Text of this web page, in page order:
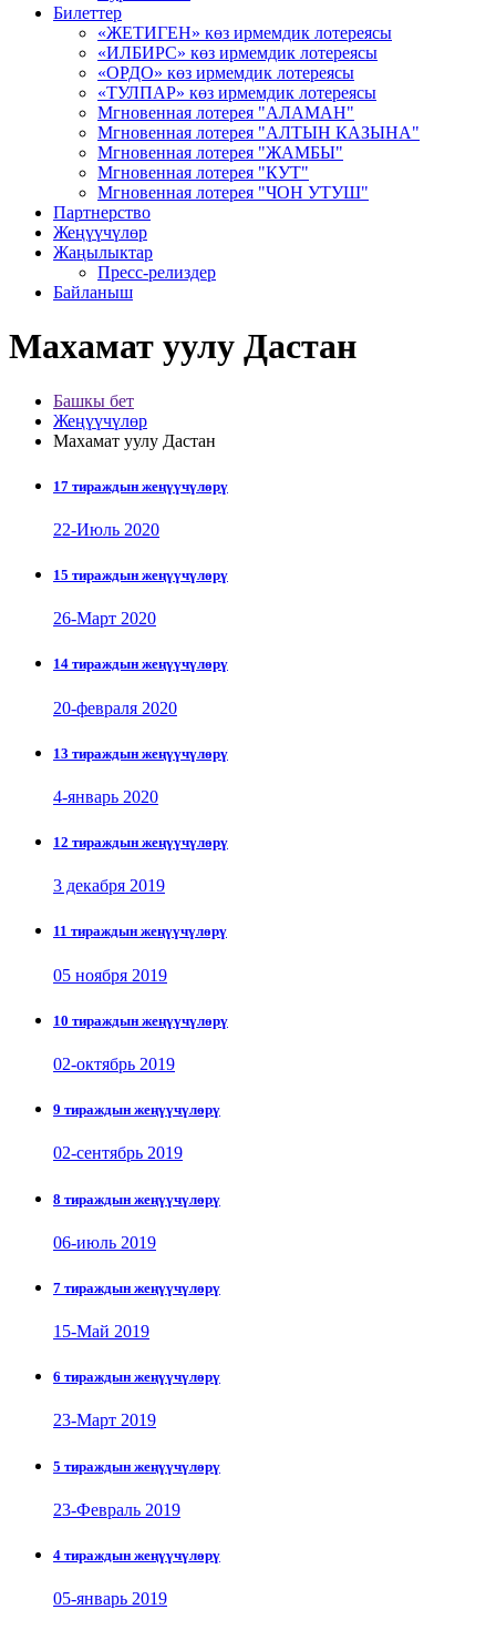
Билеттер
«ЖЕТИГЕН» көз ирмемдик лотереясы
«ИЛБИРС» көз ирмемдик лотереясы
«ОРДО» көз ирмемдик лотереясы
«ТУЛПАР» көз ирмемдик лотереясы
Мгновенная лотерея "АЛАМАН"
Мгновенная лотерея "АЛТЫН КАЗЫНА"
Мгновенная лотерея "ЖАМБЫ"
Мгновенная лотерея "КУТ"
Мгновенная лотерея "ЧОН УТУШ"
Партнерство
Жеңүүчүлөр
Жаңылыктар
Пресс-релиздер
Байланыш
Махамат уулу Дастан
Башкы бет
Жеңүүчүлөр
Махамат уулу Дастан
17 тираждын жеңүүчүлөрү
22-Июль 2020
15 тираждын жеңүүчүлөрү
26-Март 2020
14 тираждын жеңүүчүлөрү
20-февраля 2020
13 тираждын жеңүүчүлөрү
4-январь 2020
12 тираждын жеңүүчүлөрү
3 декабря 2019
11 тираждын жеңүүчүлөрү
05 ноября 2019
10 тираждын жеңүүчүлөрү
02-октябрь 2019
9 тираждын жеңүүчүлөрү
02-сентябрь 2019
8 тираждын жеңүүчүлөрү
06-июль 2019
7 тираждын жеңүүчүлөрү
15-Май 2019
6 тираждын жеңүүчүлөрү
23-Март 2019
5 тираждын жеңүүчүлөрү
23-Февраль 2019
4 тираждын жеңүүчүлөрү
05-январь 2019